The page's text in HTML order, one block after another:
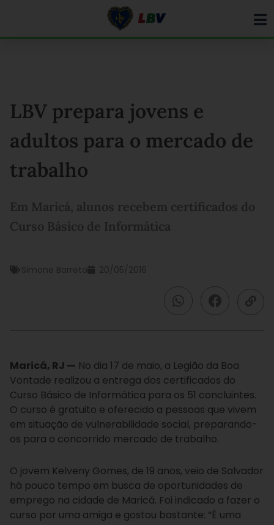
LBV prepara jovens e
adultos para o mercado de
trabalho
Em Maricá, alunos recebem certificados do
Curso Básico de Informática
Simone Barreto 20/05/2016
Maricá, RJ — No dia 17 de maio, a Legião da Boa
Vontade realizou a entrega dos certificados do
Curso Básico de Informática para os 51 concluintes.
O curso é gratuito e oferecido a pessoas que vivem
em situação de vulnerabilidade social, preparando-
os para o concorrido mercado de trabalho.
O jovem Kelveny Gomes, de 19 anos, veio de Salvador
há pouco tempo em busca de oportunidades de
emprego na cidade de Maricá. Foi indicado a fazer o
curso por uma amiga e gostou bastante: “É uma